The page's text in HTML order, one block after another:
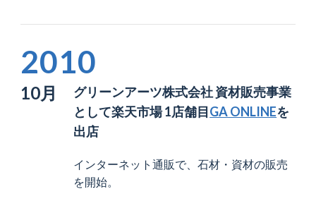
2010
10月
グリーンアーツ株式会社 資材販売事業
として楽天市場 1店舗目GA ONLINEを
出店
インターネット通販で、石材・資材の販売
を開始。